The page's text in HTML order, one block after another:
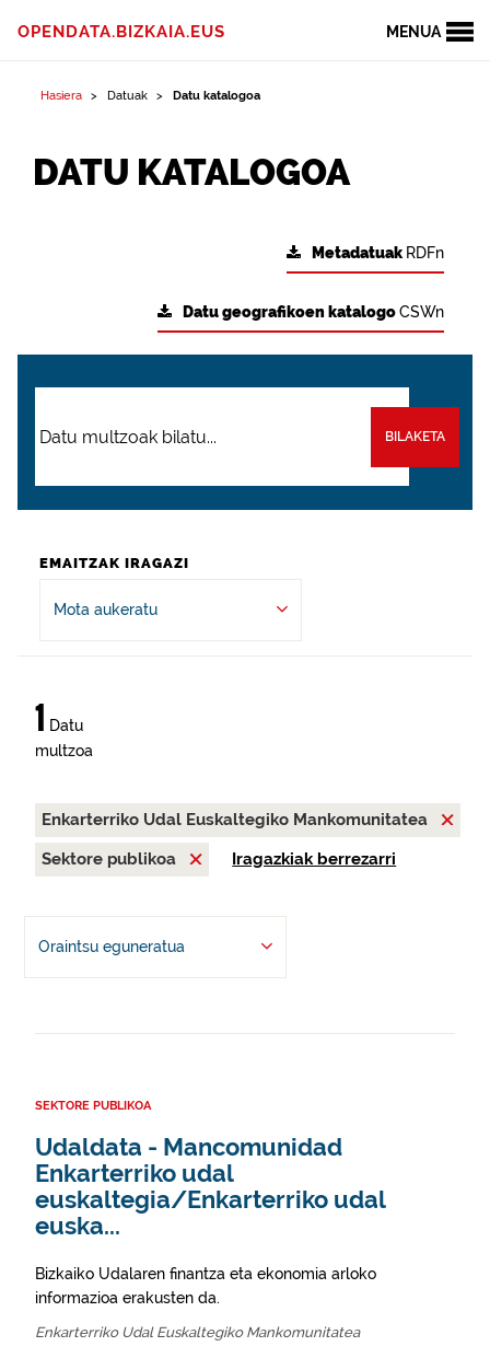
MENUA
OPENDATA.BIZKAIA.EUS
Hasiera Datuak Datu katalogoa
DATU KATALOGOA
Metadatuak RDFn
Datu geografikoen katalogoCSWn
BILAKETA
EMAITZAK IRAGAZI
Mota aukeratu
1 Datu
multzoa
Enkarterriko Udal Euskaltegiko Mankomunitatea
Sektore publikoa
Iragazkiak berrezarri
Oraintsu eguneratua
SEKTORE PUBLIKOA
Udaldata - Mancomunidad
Enkarterriko udal
euskaltegia/Enkarterriko udal
euska...
Bizkaiko Udalaren finantza eta ekonomia arloko
informazioa erakusten da.
Enkarterriko Udal Euskaltegiko Mankomunitatea